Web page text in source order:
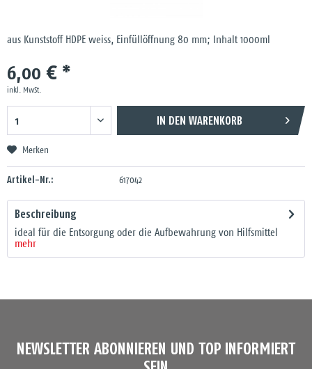
aus Kunststoff HDPE weiss, Einfüllöffnung 80 mm; Inhalt 1000ml
6,00 € *
inkl. MwSt.
IN DEN WARENKORB
Merken
Artikel-Nr.: 617042
Beschreibung
ideal für die Entsorgung oder die Aufbewahrung von Hilfsmittel
mehr
NEWSLETTER ABONNIEREN UND TOP INFORMIERT